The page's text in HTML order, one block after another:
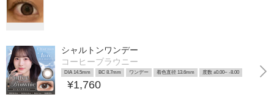
シャルトンワンデー
コーヒーブラウニー
DIA 14.5mm BC 8.7mm ワンデー 着色直径 13.6mm 度数 ±0.00~ -8.00
¥1,760